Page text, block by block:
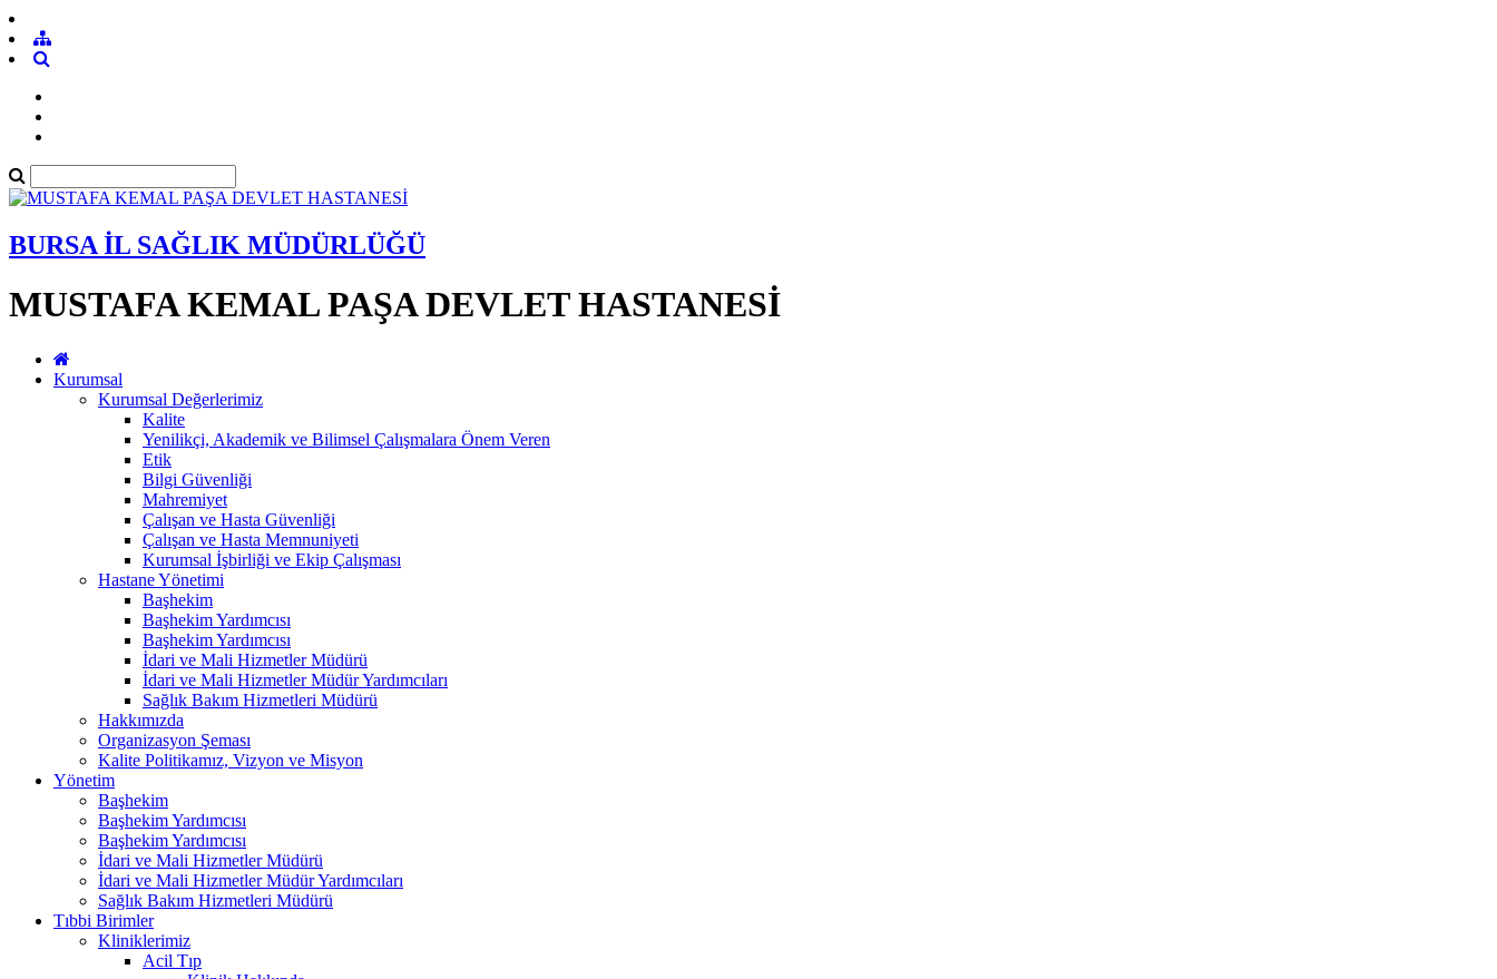
BURSA İL SAĞLIK MÜDÜRLÜĞÜ
MUSTAFA KEMAL PAŞA DEVLET HASTANESİ
Kurumsal
Kurumsal Değerlerimiz
Kalite
Yenilikçi, Akademik ve Bilimsel Çalışmalara Önem Veren
Etik
Bilgi Güvenliği
Mahremiyet
Çalışan ve Hasta Güvenliği
Çalışan ve Hasta Memnuniyeti
Kurumsal İşbirliği ve Ekip Çalışması
Hastane Yönetimi
Başhekim
Başhekim Yardımcısı
Başhekim Yardımcısı
İdari ve Mali Hizmetler Müdürü
İdari ve Mali Hizmetler Müdür Yardımcıları
Sağlık Bakım Hizmetleri Müdürü
Hakkımızda
Organizasyon Şeması
Kalite Politikamız, Vizyon ve Misyon
Yönetim
Başhekim
Başhekim Yardımcısı
Başhekim Yardımcısı
İdari ve Mali Hizmetler Müdürü
İdari ve Mali Hizmetler Müdür Yardımcıları
Sağlık Bakım Hizmetleri Müdürü
Tıbbi Birimler
Kliniklerimiz
Acil Tıp